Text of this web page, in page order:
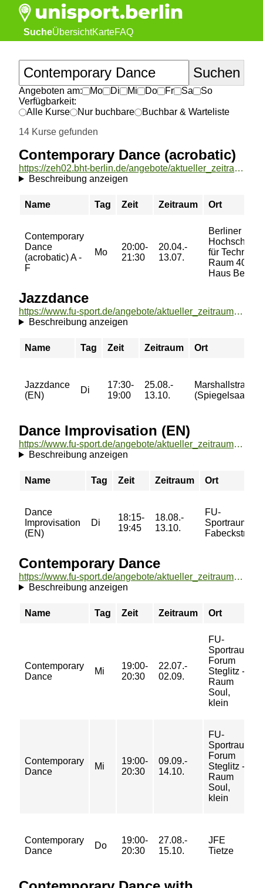
SucheÜbersichtKarteFAQ
Angeboten am: Mo Di Mi Do Fr Sa
So
Verfügbarkeit:
Alle Kurse
Nur buchbare
Buchbar & Warteliste
14 Kurse gefunden
Contemporary Dance (acrobatic)
https://zeh02.bht-berlin.de/angebote/aktueller_zeitraum/_Contemporary_Dance__acrobatic_.html
Beschreibung anzeigen
Name Tag Zeit Zeitraum Ort
Contemporary
Dance
(acrobatic) A -
F
Mo
20:00-
21:30
20.04.-
13.07.
Berliner
Hochschule
für Technik,
Raum 401,
Haus Beuth
Jazzdance
https://www.fu-sport.de/angebote/aktueller_zeitraum/_Jazzdance.html
Beschreibung anzeigen
Name Tag Zeit Zeitraum Ort
Jazzdance
(EN)
Di
17:30-
19:00
25.08.-
13.10.
Marshallstraße
(Spiegelsaal)
Dance Improvisation (EN)
https://www.fu-sport.de/angebote/aktueller_zeitraum/_Dance_Improvisation__EN_.html
Beschreibung anzeigen
Name Tag Zeit Zeitraum Ort
Dance
Improvisation
(EN)
Di
18:15-
19:45
18.08.-
13.10.
FU-
Sportraum
Fabeckstraße
Contemporary Dance
https://www.fu-sport.de/angebote/aktueller_zeitraum/_Contemporary_Dance.html
Beschreibung anzeigen
Name Tag Zeit Zeitraum Ort
Contemporary
Dance
Mi
19:00-
20:30
22.07.-
02.09.
FU-
Sportraum
Forum
Steglitz -
Raum
Soul,
klein
Contemporary
Dance
Mi
19:00-
20:30
09.09.-
14.10.
FU-
Sportraum
Forum
Steglitz -
Raum
Soul,
klein
Contemporary
Dance
Do
19:00-
20:30
27.08.-
15.10.
JFE
Tietze